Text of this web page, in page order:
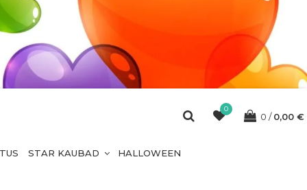
0
0 0,00 €
STAR KAUBAD HALLOWEEN